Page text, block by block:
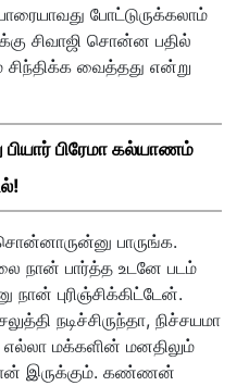
போட்டுருக்கலாம்
சிவாஜி சொன்ன பதில்
வைத்தது என்று
பிரேமா கல்யாணம்
பாருங்க.
நான் பார்த்த உடனே படம்
நான் புரிஞ்சிக்கிட்டேன்.
நடிச்சிருந்தா, நிச்சயமா
எல்லா மக்களின் மனதிலும்
இருக்கும். கண்ணன்